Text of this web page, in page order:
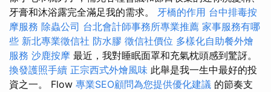
牙膏和沐浴露完全滿足我的需求。 牙橋的作用 台中排毒按
摩服務 除蟲公司 台北會計師事務所專業推薦 家事服務有哪
些 新北專業徵信社 防水膠 徵信社價位 多樣化自助餐外燴
服務 沙鹿按摩 最近，我對睡眠面罩和充氣枕頭感到驚訝。
換發護照手續 正宗西式外燴風味 此舉是我一生中最好的投
資之一。 Flow 專業SEO顧問為您提供優化建議 的節奏支